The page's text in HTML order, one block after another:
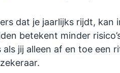
dat je jaarlijks rijdt, kan
betekent minder
jij alleen af en toe een